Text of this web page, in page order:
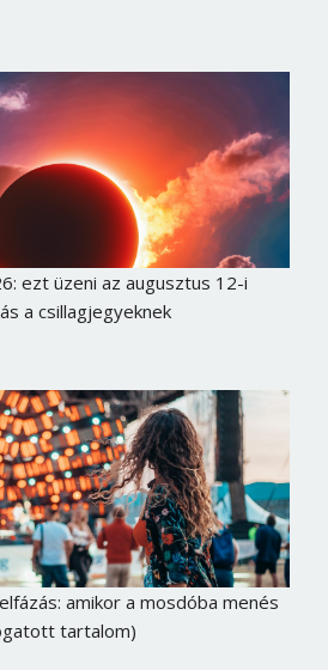
ezt üzeni az augusztus 12-i
a csillagjegyeknek
amikor a mosdóba menés
tartalom)